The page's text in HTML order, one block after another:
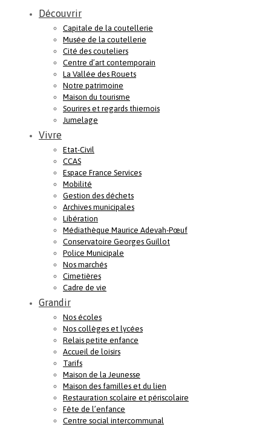
Découvrir
Capitale de la coutellerie
Musée de la coutellerie
Cité des couteliers
Centre d’art contemporain
La Vallée des Rouets
Notre patrimoine
Maison du tourisme
Sourires et regards thiernois
Jumelage
Vivre
Etat-Civil
CCAS
Espace France Services
Mobilité
Gestion des déchets
Archives municipales
Libération
Médiathèque Maurice Adevah-Pœuf
Conservatoire Georges Guillot
Police Municipale
Nos marchés
Cimetières
Cadre de vie
Grandir
Nos écoles
Nos collèges et lycées
Relais petite enfance
Accueil de loisirs
Tarifs
Maison de la Jeunesse
Maison des familles et du lien
Restauration scolaire et périscolaire
Fête de l’enfance
Centre social intercommunal